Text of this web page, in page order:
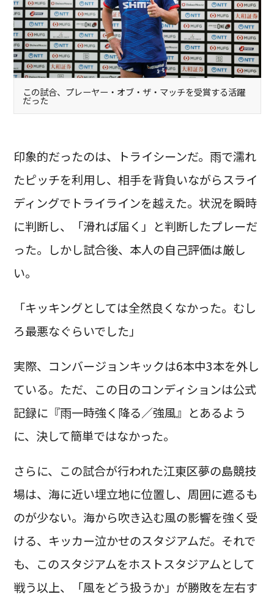
この試合、プレーヤー・オブ・ザ・マッチを受賞する活躍
だった
印象的だったのは、トライシーンだ。雨で濡れ
たピッチを利用し、相手を背負いながらスライ
ディングでトライラインを越えた。状況を瞬時
に判断し、「滑れば届く」と判断したプレーだ
った。しかし試合後、本人の自己評価は厳し
い。
「キッキングとしては全然良くなかった。むし
ろ最悪なぐらいでした」
実際、コンバージョンキックは6本中3本を外し
ている。ただ、この日のコンディションは公式
記録に『雨一時強く降る／強風』とあるよう
に、決して簡単ではなかった。
さらに、この試合が行われた江東区夢の島競技
場は、海に近い埋立地に位置し、周囲に遮るも
のが少ない。海から吹き込む風の影響を強く受
ける、キッカー泣かせのスタジアムだ。それで
も、このスタジアムをホストスタジアムとして
戦う以上、「風をどう扱うか」が勝敗を左右す